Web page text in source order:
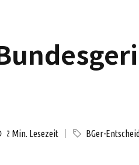
2 Min. Lesezeit BGer-